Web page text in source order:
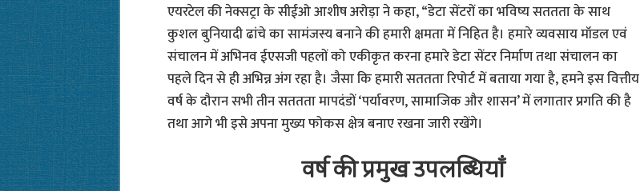
एयरटेल की नेक्सट्रा के सीईओ आशीष अरोड़ा ने कहा, “डेटा सेंटरों का भविष्य सततता के साथ
कुशल बुनियादी ढांचे का सामंजस्य बनाने की हमारी क्षमता में निहित है। हमारे व्यवसाय मॉडल एवं
संचालन में अभिनव ईएसजी पहलों को एकीकृत करना हमारे डेटा सेंटर निर्माण तथा संचालन का
पहले दिन से ही अभिन्न अंग रहा है। जैसा कि हमारी सततता रिपोर्ट में बताया गया है, हमने इस वित्तीय
वर्ष के दौरान सभी तीन सततता मापदंडों ‘पर्यावरण, सामाजिक और शासन’ में लगातार प्रगति की है
तथा आगे भी इसे अपना मुख्य फोकस क्षेत्र बनाए रखना जारी रखेंगे।
वर्ष की प्रमुख उपलब्धियाँ